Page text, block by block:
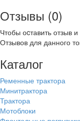
Отзывы (0)
Чтобы оcтавить отзыв
Отзывов для данного
Каталог
Ременные трактора
Минитрактора
Трактора
Мотоблоки